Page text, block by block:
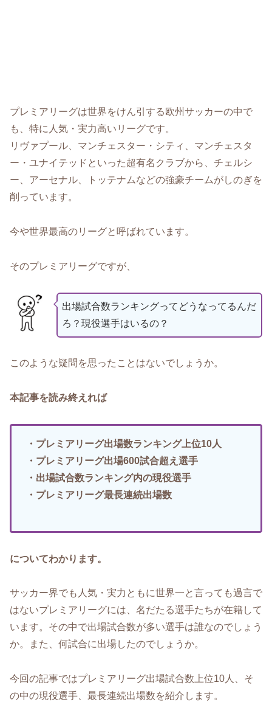
プレミアリーグは世界をけん引する欧州サッカーの中で
も、特に人気・実力高いリーグです。
リヴァプール、マンチェスター・シティ、マンチェスタ
ー・ユナイテッドといった超有名クラブから、チェルシ
ー、アーセナル、トッテナムなどの強豪チームがしのぎを
削っています。
今や世界最高のリーグと呼ばれています。
そのプレミアリーグですが、
出場試合数ランキングってどうなってるんだ
ろ？現役選手はいるの？
このような疑問を思ったことはないでしょうか。
本記事を読み終えれば
・プレミアリーグ出場数ランキング上位10人
・プレミアリーグ出場600試合超え選手
・出場試合数ランキング内の現役選手
・プレミアリーグ最長連続出場数
についてわかります。
サッカー界でも人気・実力ともに世界一と言っても過言で
はないプレミアリーグには、名だたる選手たちが在籍して
います。その中で出場試合数が多い選手は誰なのでしょう
か。また、何試合に出場したのでしょうか。
今回の記事ではプレミアリーグ出場試合数上位10人、そ
の中の現役選手、最長連続出場数を紹介します。